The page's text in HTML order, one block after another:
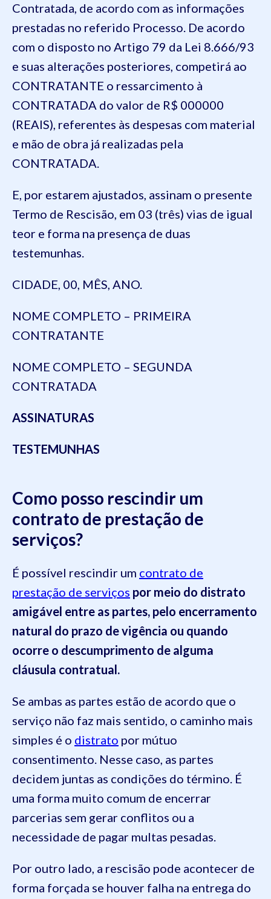
Contratada, de acordo com as informações
prestadas no referido Processo. De acordo
com o disposto no Artigo 79 da Lei 8.666/93
e suas alterações posteriores, competirá ao
CONTRATANTE o ressarcimento à
CONTRATADA do valor de R$ 000000
(REAIS), referentes às despesas com material
e mão de obra já realizadas pela
CONTRATADA.
E, por estarem ajustados, assinam o presente
Termo de Rescisão, em 03 (três) vias de igual
teor e forma na presença de duas
testemunhas.
CIDADE, 00, MÊS, ANO.
NOME COMPLETO – PRIMEIRA
CONTRATANTE
NOME COMPLETO – SEGUNDA
CONTRATADA
ASSINATURAS
TESTEMUNHAS
Como posso rescindir um
contrato de prestação de
serviços?
É possível rescindir um contrato de
prestação de serviços por meio do distrato
amigável entre as partes, pelo encerramento
natural do prazo de vigência ou quando
ocorre o descumprimento de alguma
cláusula contratual.
Se ambas as partes estão de acordo que o
serviço não faz mais sentido, o caminho mais
simples é o distrato por mútuo
consentimento. Nesse caso, as partes
decidem juntas as condições do término. É
uma forma muito comum de encerrar
parcerias sem gerar conflitos ou a
necessidade de pagar multas pesadas.
Por outro lado, a rescisão pode acontecer de
forma forçada se houver falha na entrega do